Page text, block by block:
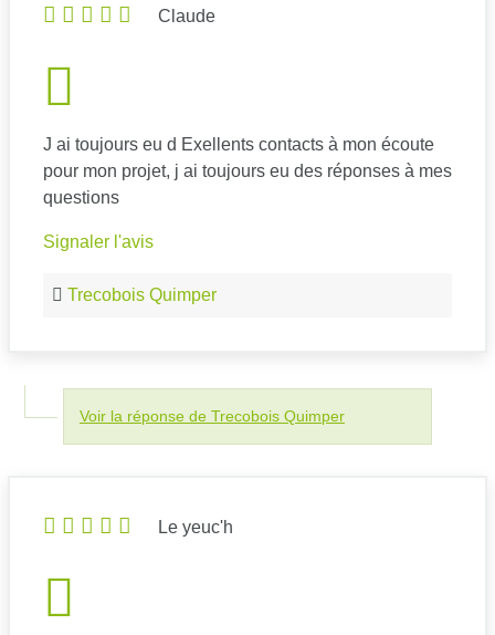
Claude
J ai toujours eu d Exellents contacts à mon écoute
pour mon projet, j ai toujours eu des réponses à mes
questions
Signaler l'avis
Trecobois Quimper
Voir la réponse de Trecobois Quimper
Le yeuc'h